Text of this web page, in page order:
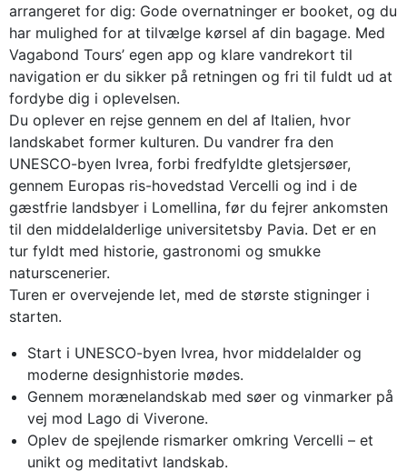
arrangeret for dig: Gode overnatninger er booket, og du
har mulighed for at tilvælge kørsel af din bagage. Med
Vagabond Tours’ egen app og klare vandrekort til
navigation er du sikker på retningen og fri til fuldt ud at
fordybe dig i oplevelsen.
Du oplever en rejse gennem en del af Italien, hvor
landskabet former kulturen. Du vandrer fra den
UNESCO-byen Ivrea, forbi fredfyldte gletsjersøer,
gennem Europas ris-hovedstad Vercelli og ind i de
gæstfrie landsbyer i Lomellina, før du fejrer ankomsten
til den middelalderlige universitetsby Pavia. Det er en
tur fyldt med historie, gastronomi og smukke
naturscenerier.
Turen er overvejende let, med de største stigninger i
starten.
Start i UNESCO-byen Ivrea, hvor middelalder og
moderne designhistorie mødes.
Gennem morænelandskab med søer og vinmarker på
vej mod Lago di Viverone.
Oplev de spejlende rismarker omkring Vercelli – et
unikt og meditativt landskab.